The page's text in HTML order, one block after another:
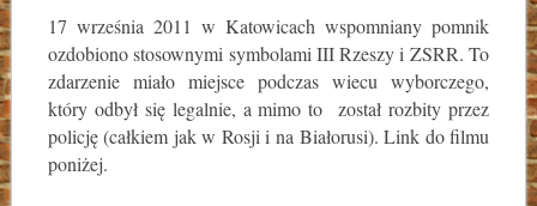
17 września 2011 w Katowicach wspomniany pomnik
ozdobiono stosownymi symbolami III Rzeszy i ZSRR. To
zdarzenie miało miejsce podczas wiecu wyborczego,
który odbył się legalnie, a mimo to został rozbity przez
policję (całkiem jak w Rosji i na Białorusi). Link do filmu
poniżej.